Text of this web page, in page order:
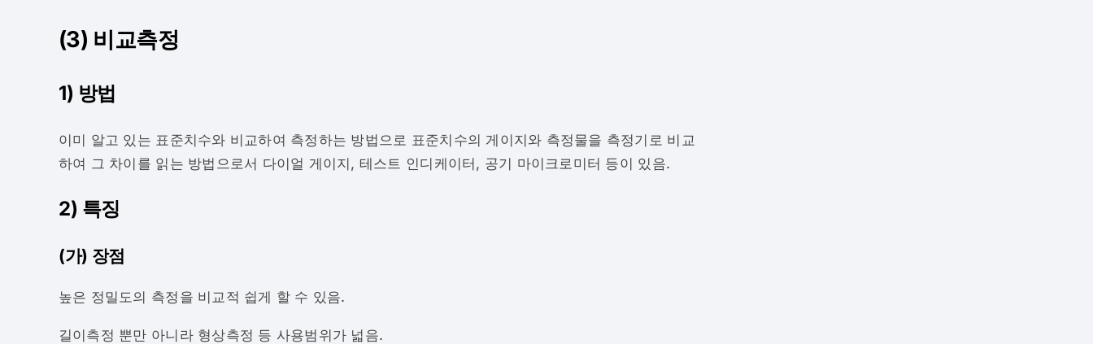
(3) 비교측정
1) 방법
이미 알고 있는 표준치수와 비교하여 측정하는 방법으로 표준치수의 게이지와 측정물을 측정기로 비교
하여 그 차이를 읽는 방법으로서 다이얼 게이지, 테스트 인디케이터, 공기 마이크로미터 등이 있음.
2) 특징
(가) 장점
높은 정밀도의 측정을 비교적 쉽게 할 수 있음.
길이측정 뿐만 아니라 형상측정 등 사용범위가 넓음.